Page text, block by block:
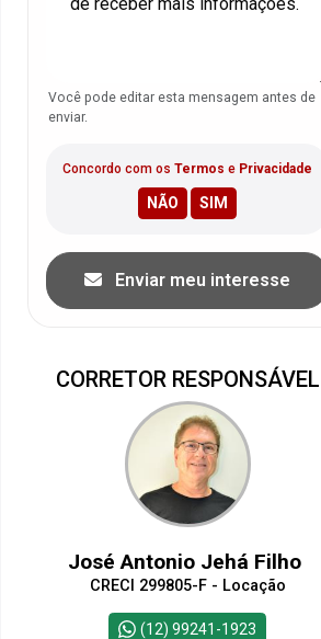
Você pode editar esta mensagem antes de
enviar.
Concordo com os Termos e Privacidade
Enviar meu interesse
CORRETOR RESPONSÁVEL
José Antonio Jehá Filho
CRECI 299805-F - Locação
(12) 99241-1923